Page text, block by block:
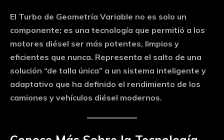
El Turbo de Geometría Variable no es solo un
componente; es una tecnología que permitió a los
motores diésel ser más potentes, limpios y
eficientes que nunca. Representa el salto de una
solución “de talla única” a un sistema inteligente y
adaptativo que ha definido el rendimiento de los
camiones y vehículos diésel modernos.